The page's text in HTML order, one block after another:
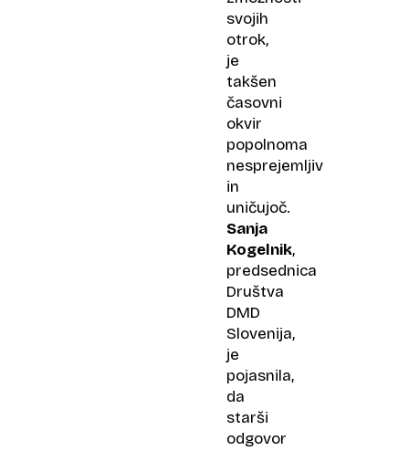
svojih
otrok,
je
takšen
časovni
okvir
popolnoma
nesprejemljiv
in
uničujoč.
Sanja
Kogelnik,
predsednica
Društva
DMD
Slovenija,
je
pojasnila,
da
starši
odgovor